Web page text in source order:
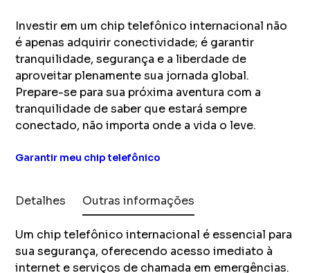
Investir em um chip telefônico internacional não
é apenas adquirir conectividade; é garantir
tranquilidade, segurança e a liberdade de
aproveitar plenamente sua jornada global.
Prepare-se para sua próxima aventura com a
tranquilidade de saber que estará sempre
conectado, não importa onde a vida o leve.
Garantir meu chip telefônico
Detalhes Outras informações
Um chip telefônico internacional é essencial para
sua segurança, oferecendo acesso imediato à
internet e serviços de chamada em emergências.